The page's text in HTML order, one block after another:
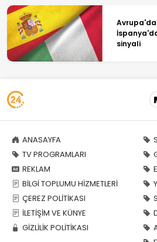
sinyali
ANASAYFA
TV PROGRAMLARI
REKLAM
BİLGİ TOPLUMU HİZMETLERİ
ÇEREZ POLİTİKASI
İLETİŞİM VE KÜNYE
GİZLİLİK POLİTİKASI